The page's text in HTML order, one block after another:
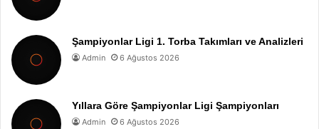
Şampiyonlar Ligi 1. Torba Takımları ve Analizleri
Admin 6 Ağustos 2026
Yıllara Göre Şampiyonlar Ligi Şampiyonları
Admin 6 Ağustos 2026